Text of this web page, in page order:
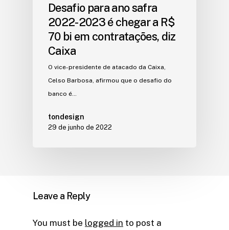
Desafio para ano safra
2022-2023 é chegar a R$
70 bi em contratações, diz
Caixa
O vice-presidente de atacado da Caixa,
Celso Barbosa, afirmou que o desafio do
banco é…
tondesign
29 de junho de 2022
Leave a Reply
You must be logged in to post a